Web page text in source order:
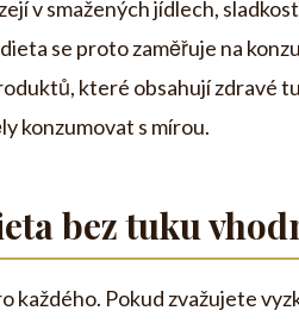
v smažených jídlech,
se proto zaměřuje na
které obsahují zdravé
konzumovat s mírou.
bez tuku
každého. Pokud zvažujete